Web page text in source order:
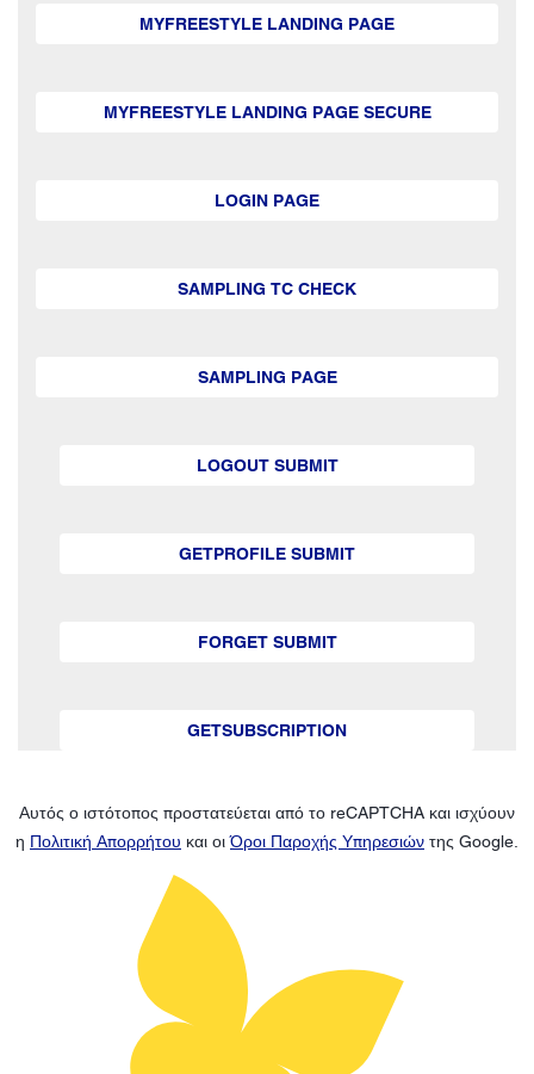
MYFREESTYLE LANDING PAGE
MYFREESTYLE LANDING PAGE SECURE
LOGIN PAGE
SAMPLING TC CHECK
SAMPLING PAGE
LOGOUT SUBMIT
GETPROFILE SUBMIT
FORGET SUBMIT
GETSUBSCRIPTION
Αυτός ο ιστότοπος προστατεύεται από το reCAPTCHA και ισχύουν
η Πολιτική Απορρήτου και οιΌροι Παροχής Υπηρεσιών της Google.